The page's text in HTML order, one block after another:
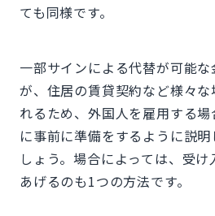
ても同様です。
一部サインによる代替が可能
が、住居の賃貸契約など様々
れるため、外国人を雇用する
に事前に準備をするように説
しょう。場合によっては、受
あげるのも1つの方法です。